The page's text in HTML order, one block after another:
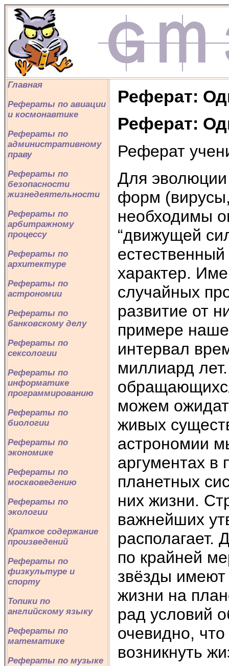
Главная
Рефераты по авиации
и космонавтике
Рефераты по
административному
праву
Рефераты по
безопасности
жизнедеятельности
Рефераты по
арбитражному
процессу
Рефераты по
архитектуре
Рефераты по
астрономии
Рефераты по
банковскому делу
Рефераты по
сексологии
Рефераты по
информатике
программированию
Рефераты по
биологии
Рефераты по
экономике
Рефераты по
москвоведению
Рефераты по
экологии
Краткое содержание
произведений
Рефераты по
физкультуре и
спорту
Топики по
английскому языку
Рефераты по
математике
Рефераты по музыке
Реферат:
Реферат:
Реферат
Для
форм
необходимы
“движущей
характер.
случайных
развитие от
примере
интервал
миллиард
можем
живых
астрономии
аргументах в
планетных
них жизни.
важнейших
располагает.
по крайней
звёзды
жизни на
рад условий
очевидно,
возникнуть